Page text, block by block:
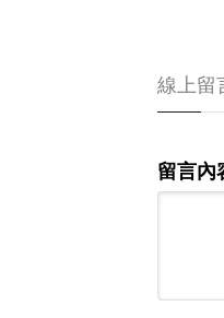
線上留
留言內